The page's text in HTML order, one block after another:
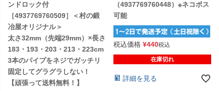
ンドロック付
［4937769760509］＜村の鍛
冶屋オリジナル＞
太さ32mm（先端29mm）×長さ
183・193・203・213・223cm
3本のパイプをネジでガッチリ
固定してグラグラしない！
【頑張って送料無料！】
（4937769760448）※ネコポス
可能
税込価格 ¥440税込
在庫切れ
詳細を見る